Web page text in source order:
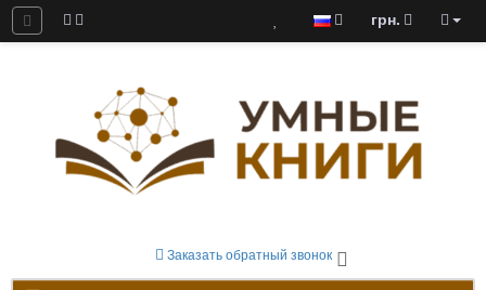
грн.
Заказать обратный звонок